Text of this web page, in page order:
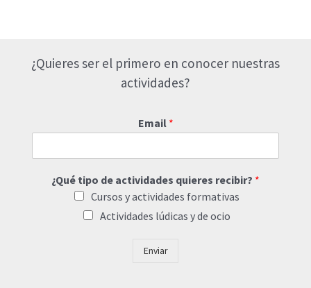
¿Quieres ser el primero en conocer nuestras
actividades?
Email *
¿Qué tipo de actividades quieres recibir? *
Cursos y actividades formativas
Actividades lúdicas y de ocio
Enviar